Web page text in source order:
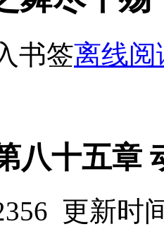
书签离线阅
八十五章
更新时